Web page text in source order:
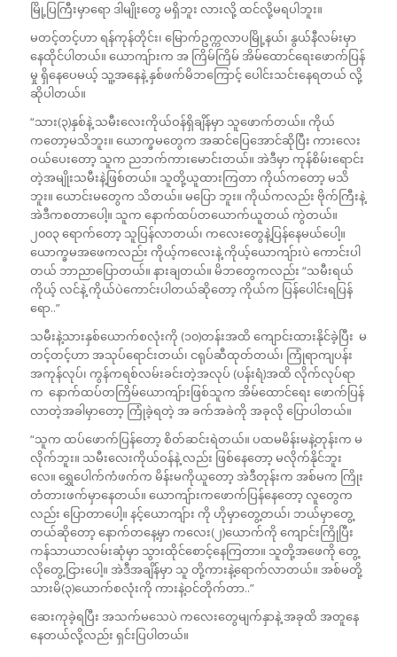
မြို့ပြကြီးမှာရော ဒါမျိုးတွေ မရှိဘူး လားလို့ ထင်လို့မရပါဘူး။
မတင့်တင့်ဟာ ရန်ကုန်တိုင်း၊ မြောက်ဥက္ကလာပမြို့နယ်၊ နွယ်နီလမ်းမှာ
နေထိုင်ပါတယ်။ ယောကျ်ားက အ ကြိမ်ကြိမ် အိမ်ထောင်ရေးဖောက်ပြန်
မှု ရှိနေပေမယ့် သူ့အနေနဲ့ နှစ်ဖက်မိဘကြောင့် ပေါင်းသင်းနေရတယ် လို့
ဆိုပါတယ်။
“သား(၃)နှစ်နဲ့ သမီးလေးကိုယ်ဝန်ရှိချိန်မှာ သူဖောက်တယ်။ ကိုယ်
ကတော့မသိဘူး။ ယောက္ခမတွေက အဆင်ပြေအောင်ဆိုပြီး ကားလေး
ဝယ်ပေးတော့ သူက ညဘက်ကားမောင်းတယ်။ အဲဒီမှာ ကုန်စိမ်းရောင်း
တဲ့အမျိုးသမီးနဲ့ဖြစ်တယ်။ သူတို့ယူထားကြတာ ကိုယ်ကတော့ မသိ
ဘူး။ ယောင်းမတွေက သိတယ်။ မပြော ဘူး။ ကိုယ်ကလည်း ဗိုက်ကြီးနဲ့
အဲဒီကစတာပေါ့။ သူက နောက်ထပ်တယောက်ယူတယ် ကွဲတယ်။
၂၀၀၃ ရောက်တော့ သူပြန်လာတယ်၊ ကလေးတွေနဲ့ပြန်နေမယ်ပေါ့။
ယောက္ခမအဖေကလည်း ကိုယ့်ကလေးနဲ့ ကိုယ့်ယောကျ်ားပဲ ကောင်းပါ
တယ် ဘာညာပြောတယ်။ နားချတယ်။ မိဘတွေကလည်း “သမီးရယ်
ကိုယ့် လင်နဲ့ ကိုယ်ပဲကောင်းပါတယ်ဆိုတော့ ကိုယ်က ပြန်ပေါင်းရပြန်
ရော..”
သမီးနဲ့သားနှစ်ယောက်စလုံးကို (၁၀)တန်းအထိ ကျောင်းထားနိုင်ခဲ့ပြီး မ
တင့်တင့်ဟာ အသုပ်ရောင်းတယ်၊ ငရုပ်ဆီထုတ်တယ်၊ ကြုံရာကျပန်း
အကုန်လုပ်၊ ကွန်ကရစ်လမ်းခင်းတဲ့အလုပ် (ပန်းရံ)အထိ လိုက်လုပ်ရာ
က နောက်ထပ်တကြိမ်ယောကျ်ားဖြစ်သူက အိမ်ထောင်ရေး ဖောက်ပြန်
လာတဲ့အခါမှာတော့ ကြုံခဲ့ရတဲ့ အ ခက်အခဲကို အခုလို ပြောပါတယ်။
“သူက ထပ်ဖောက်ပြန်တော့ စိတ်ဆင်းရဲတယ်။ ပထမမိန်းမနဲ့တုန်းက မ
လိုက်ဘူး။ သမီးလေးကိုယ်ဝန်နဲ့ လည်း ဖြစ်နေတော့ မလိုက်နိုင်ဘူး
လေ။ ရွှေပေါက်ကံဖက်က မိန်းမကိုယူတော့ အဲဒီတုန်းက အစ်မက ကြိုး
တံတားဖက်မှာနေတယ်။ ယောကျ်ားကဖောက်ပြန်နေတော့ လူတွေက
လည်း ပြောတာပေါ့။ နင့်ယောကျ်ား ကို ဟိုမှာတွေ့တယ်၊ ဘယ်မှာတွေ့
တယ်ဆိုတော့ နောက်တနေ့မှာ ကလေး(၂)ယောက်ကို ကျောင်းကြိုပြီး
ကန်သာယာလမ်းဆုံမှာ သွားထိုင်စောင့်နေကြတာ။ သူတို့အဖေကို တွေ့
လိုတွေ့ငြားပေါ့။ အဲဒီအချိန်မှာ သူ တို့ကားနဲ့ရောက်လာတယ်။ အစ်မတို့
သားမိ(၃)ယောက်စလုံးကို ကားနဲ့ဝင်တိုက်တာ..”
ဆေးကုခဲ့ရပြီး အသက်မသေပဲ ကလေးတွေမျက်နှာနဲ့ အခုထိ အတူနေ
နေတယ်လို့လည်း ရှင်းပြပါတယ်။